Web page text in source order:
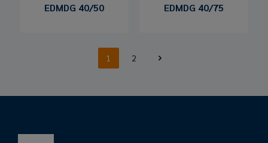
EDMDG 40/50 EDMDG 40/75
1 2